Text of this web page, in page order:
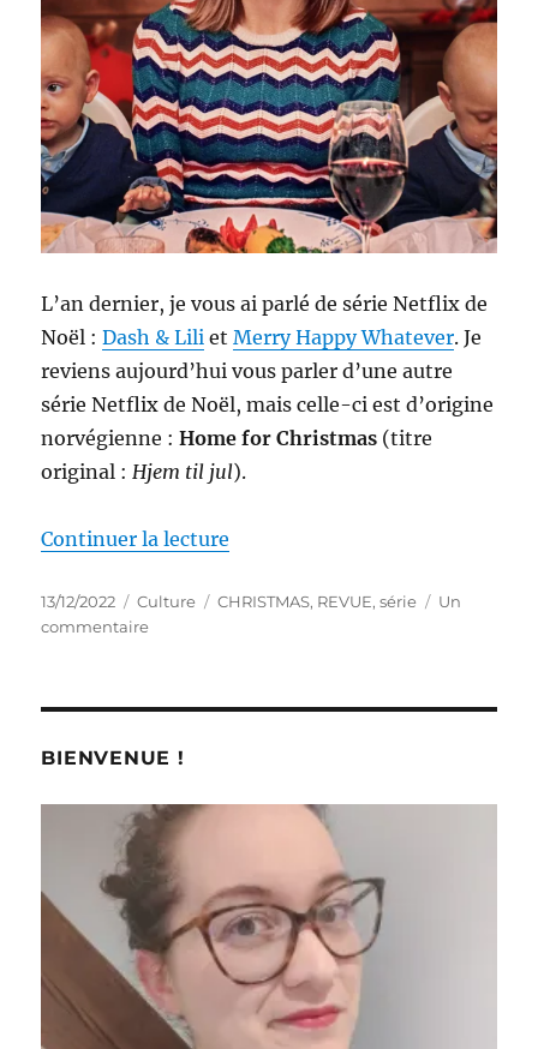
L’an dernier, je vous ai parlé de série Netflix de
Noël :Dash & Lili etMerry Happy Whatever. Je
reviens aujourd’hui vous parler d’une autre
série Netflix de Noël, mais celle-ci est d’origine
norvégienne :Home for Christmas (titre
original :Hjem til jul).
Continuer la lecture
Publié
le
13/12/2022 Catégories
Culture Étiquettes
CHRISTMAS, REVUE,série
Un
commentairesur
for
BIENVENUE !